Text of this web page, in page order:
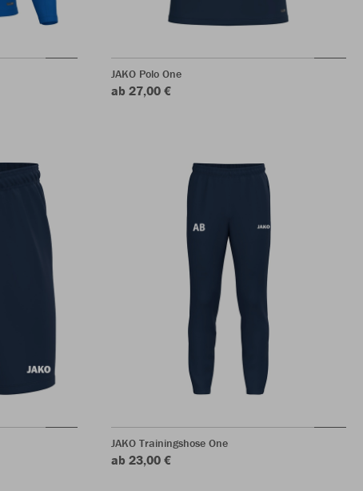
JAKO Polo One
ab 27,00 €
JAKO Trainingshose One
ab 23,00 €